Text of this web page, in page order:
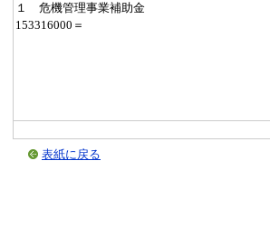
１ 危機管理事業補助金
153316000＝
表紙に戻る